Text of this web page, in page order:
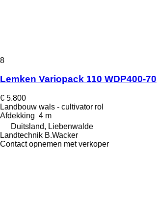
8
Lemken Variopack 110 WDP400-70
€ 5.800
Landbouw wals - cultivator rol
Afdekking 4 m
Duitsland, Liebenwalde
Landtechnik B.Wacker
Contact opnemen met verkoper